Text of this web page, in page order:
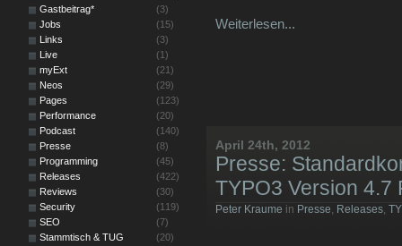
Weiterlesen...
April 24th, 2012
Presse:
TYPO3 Version 4.7
Peter Kraume in Presse, Releases,
Gastbeitrag*
(3)
Jobs
(15)
Links
(3)
Live
(1)
myExt
(21)
Neos
(29)
Pages
(123)
Performance
(20)
Podcast
(140)
Presse
(8)
Programming
(45)
Releases
(422)
Reviews
(30)
Security
(119)
SEO
(7)
Stammtisch & TUG
(20)